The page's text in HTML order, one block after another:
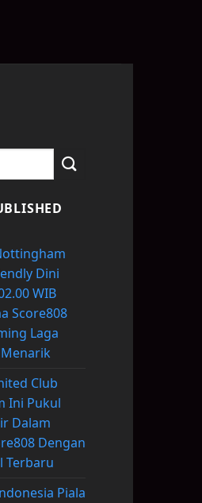
Dini
WIB
Score808
Laga
Club
Ini Pukul
Dalam
Dengan
Terbaru
Piala